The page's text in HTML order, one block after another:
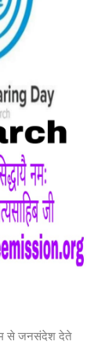
से जनसंदेश देते